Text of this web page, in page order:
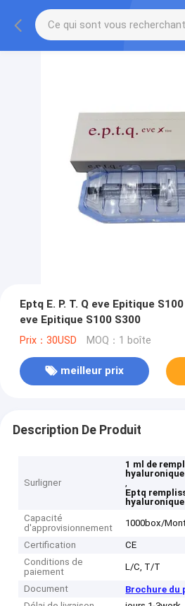
Eptq E. P. T. Q eve Epitique
eve Epitique S100 S300
Prix：30USD MOQ：1 boîte
meilleur prix
Description De Produit
Surligner
1 ml de
hyaluronique
,
Eptq
hyaluronique
Capacité
d'approvisionnement
1000box/
Certification
CE
Conditions de
paiement
L/C, T/T
Document
Brochure du